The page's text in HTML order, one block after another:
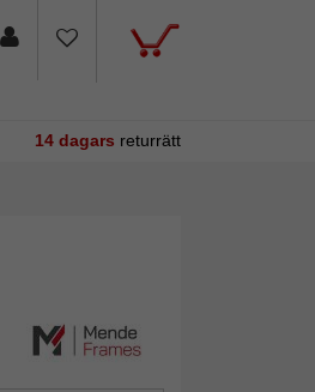
14 dagars returrätt